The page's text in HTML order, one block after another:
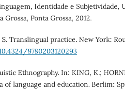
Identidade e Subjetividade,
Grossa, Ponta Grossa, 2012.
S. Translingual practice. New York:
9780203120293
Ethnography. In: KING, K.;
of language and education. Berlim: